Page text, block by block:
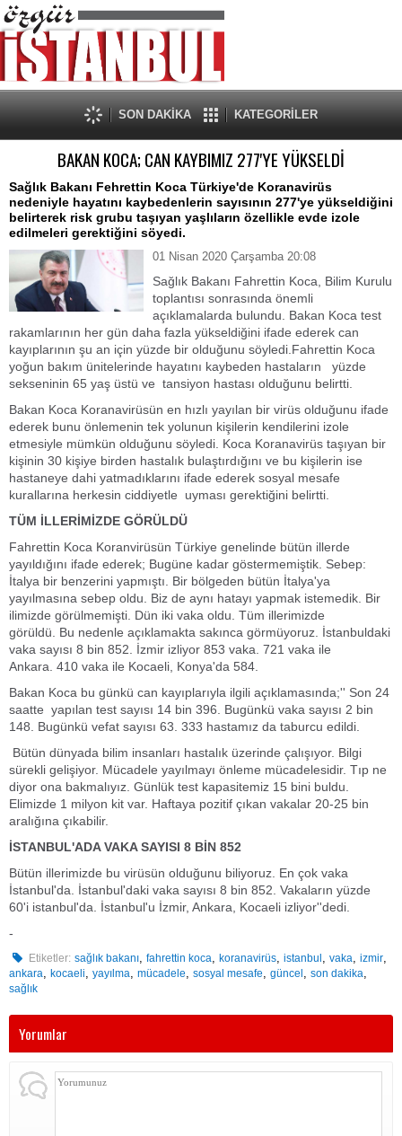
SON DAKİKA KATEGORİLER
BAKAN KOCA; CAN KAYBIMIZ 277'YE YÜKSELDİ
Sağlık Bakanı Fehrettin Koca Türkiye'de Koranavirüs
nedeniyle hayatını kaybedenlerin sayısının 277'ye yükseldiğini
belirterek risk grubu taşıyan yaşlıların özellikle evde izole
edilmeleri gerektiğini söyedi.
01 Nisan 2020 Çarşamba 20:08
Sağlık Bakanı Fahrettin Koca, Bilim Kurulu
toplantısı sonrasında önemli
açıklamalarda bulundu. Bakan Koca test
rakamlarının her gün daha fazla yükseldiğini ifade ederek can
kayıplarının şu an için yüzde bir olduğunu söyledi.Fahrettin Koca
yoğun bakım ünitelerinde hayatını kaybeden hastaların yüzde
sekseninin 65 yaş üstü ve tansiyon hastası olduğunu belirtti.
Bakan Koca Koranavirüsün en hızlı yayılan bir virüs olduğunu ifade
ederek bunu önlemenin tek yolunun kişilerin kendilerini izole
etmesiyle mümkün olduğunu söyledi. Koca Koranavirüs taşıyan bir
kişinin 30 kişiye birden hastalık bulaştırdığını ve bu kişilerin ise
hastaneye dahi yatmadıklarını ifade ederek sosyal mesafe
kurallarına herkesin ciddiyetle uyması gerektiğini belirtti.
TÜM İLLERİMİZDE GÖRÜLDÜ
Fahrettin Koca Koranvirüsün Türkiye genelinde bütün illerde
yayıldığını ifade ederek; Bugüne kadar göstermemiştik. Sebep:
İtalya bir benzerini yapmıştı. Bir bölgeden bütün İtalya'ya
yayılmasına sebep oldu. Biz de aynı hatayı yapmak istemedik. Bir
ilimizde görülmemişti. Dün iki vaka oldu. Tüm illerimizde
görüldü. Bu nedenle açıklamakta sakınca görmüyoruz. İstanbuldaki
vaka sayısı 8 bin 852. İzmir izliyor 853 vaka. 721 vaka ile
Ankara. 410 vaka ile Kocaeli, Konya'da 584.
Bakan Koca bu günkü can kayıplarıyla ilgili açıklamasında;'' Son 24
saatte yapılan test sayısı 14 bin 396. Bugünkü vaka sayısı 2 bin
148. Bugünkü vefat sayısı 63. 333 hastamız da taburcu edildi.
Bütün dünyada bilim insanları hastalık üzerinde çalışıyor. Bilgi
sürekli gelişiyor. Mücadele yayılmayı önleme mücadelesidir. Tıp ne
diyor ona bakmalıyız. Günlük test kapasitemiz 15 bini buldu.
Elimizde 1 milyon kit var. Haftaya pozitif çıkan vakalar 20-25 bin
aralığına çıkabilir.
İSTANBUL'ADA VAKA SAYISI 8 BİN 852
Bütün illerimizde bu virüsün olduğunu biliyoruz. En çok vaka
İstanbul'da. İstanbul'daki vaka sayısı 8 bin 852. Vakaların yüzde
60'i istanbul'da. İstanbul'u İzmir, Ankara, Kocaeli izliyor''dedi.
-
Etiketler: sağlık bakanı,fahrettin koca,koranavirüs,istanbul ,vaka,izmir,
ankara, kocaeli, yayılma, mücadele, sosyal mesafe, güncel , son dakika,
sağlık
Yorumlar